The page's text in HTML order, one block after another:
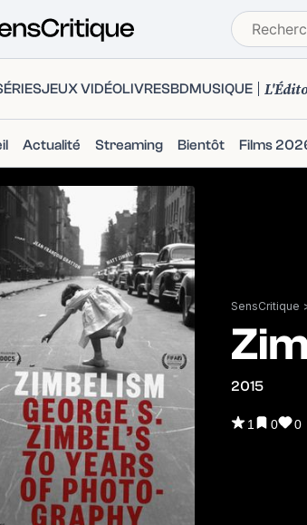
JEUX VIDÉOLIVRESBDMUSIQUE
Actualité Streaming Bientôt Films
SensCritique
2015
1 0 0